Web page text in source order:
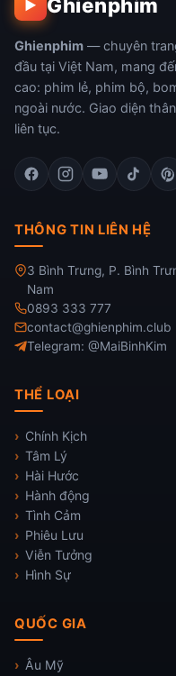
▶
Ghienphim — chuyên
đầu tại Việt Nam, mang
cao: phim lẻ, phim bộ,
ngoài nước. Giao diện
liên tục.
THÔNG TIN LIÊN HỆ
3 Bình Trưng, P. Bình
Nam
0893 333 777
contact@ghienphim.club
Telegram: @MaiBinhKim
THỂ LOẠI
Chính Kịch
Tâm Lý
Hài Hước
Hành động
Tình Cảm
Phiêu Lưu
Viễn Tưởng
Hình Sự
QUỐC GIA
Âu Mỹ